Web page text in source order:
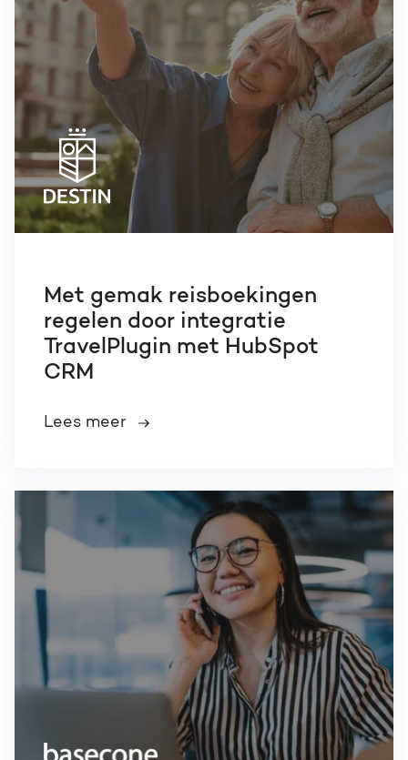
Met gemak reisboekingen
regelen door integratie
TravelPlugin met HubSpot
CRM
Lees meer